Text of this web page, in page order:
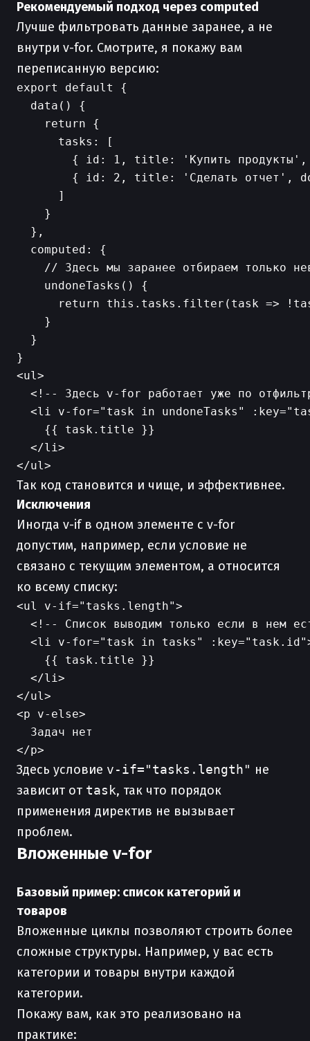
Рекомендуемый подход через computed
Лучше фильтровать данные заранее, а не
внутри v-for. Смотрите, я покажу вам
переписанную версию:
export default {
  data() {
    return {
      tasks: [
{ id: 1, title: 'Купить
{ id: 2, title: 'Сделать отчет',
      ]
    }
  },
  computed: {
// Здесь мы заранее отбираем только
    undoneTasks() {
return this.tasks.filter(task =>
    }
  }
<ul>
<!-- Здесь v-for работает уже по
<li v-for="task in undoneTasks"
    {{ task.title }}
  </li>
Так код становится и чище, и эффективнее.
Исключения
Иногда v-if в одном элементе с v-for
допустим, например, если условие не
связано с текущим элементом, а относится
ко всему списку:
<ul v-if="tasks.length">
<!-- Список выводим только если в нем
<li v-for="task in tasks"
    {{ task.title }}
  </li>
</ul>
<p v-else>
  Задач нет
Здесь условие v-if="tasks.length" не
зависит от task, так что порядок
применения директив не вызывает
проблем.
Вложенные v-for
Базовый пример: список категорий и
товаров
Вложенные циклы позволяют строить более
сложные структуры. Например, у вас есть
категории и товары внутри каждой
категории.
Покажу вам, как это реализовано на
практике: